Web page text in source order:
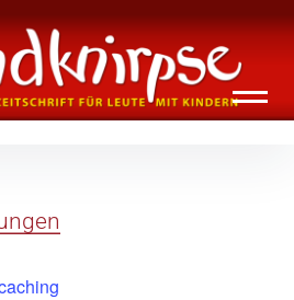
Die Zeitschrift für Leute
Kindern